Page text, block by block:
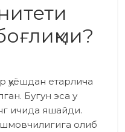
қуёшдан етарлича
Бугун эса у
ичида яшайди.
олиб